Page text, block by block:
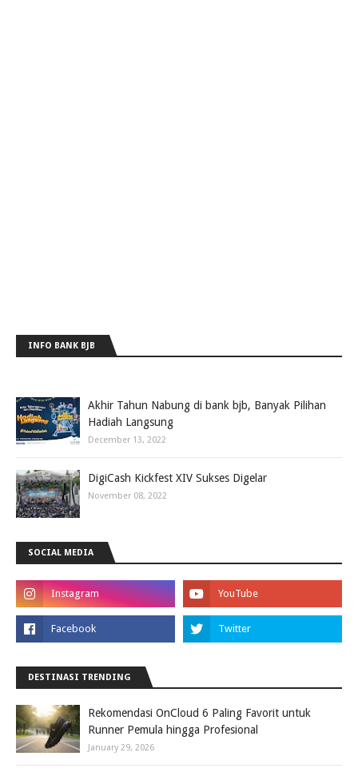
INFO BANK BJB
Akhir Tahun Nabung di bank bjb, Banyak Pilihan
Hadiah Langsung
December 13, 2022
DigiCash Kickfest XIV Sukses Digelar
November 08, 2022
SOCIAL MEDIA
DESTINASI TRENDING
Rekomendasi OnCloud 6 Paling Favorit untuk
Runner Pemula hingga Profesional
January 29, 2026